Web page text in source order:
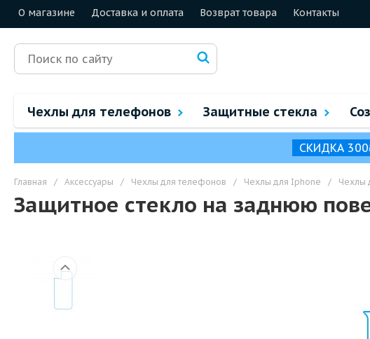
О магазине Доставка и оплата Возврат товара Контакты
Чехлы для телефонов Защитные стекла
СКИДКА
Главная / Аксессуары / Чехлы для телефонов / Чехлы для Iphone / Чехлы
Защитное стекло на заднюю